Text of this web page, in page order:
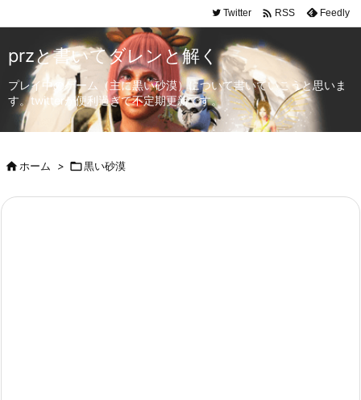
Twitter  RSS Feedly
przと書いてダレンと解く
プレイ中のゲーム（主に黒い砂漠）について書いていこうと思いま
す。twitterが便利過ぎて不定期更新です。
ホーム > 黒い砂漠